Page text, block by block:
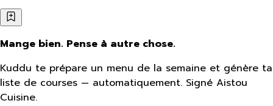
Mange bien. Pense à autre chose.
Kuddu te prépare un menu de la semaine et génère ta
liste de courses — automatiquement. Signé Aistou
Cuisine.